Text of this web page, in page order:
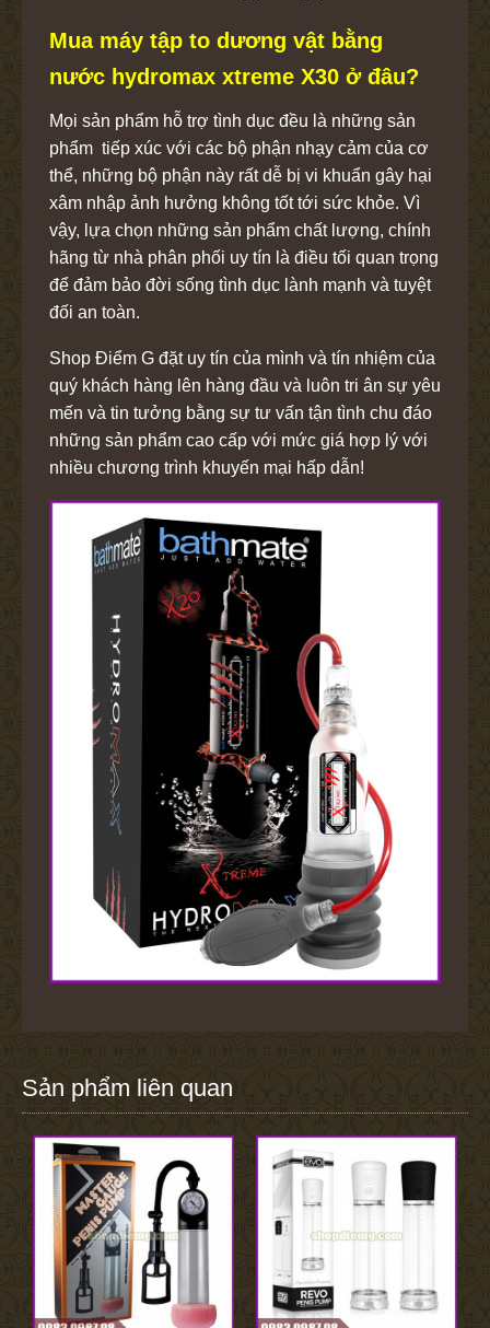
Mua máy tập to dương vật bằng
nước hydromax xtreme X30 ở đâu?
Mọi sản phẩm hỗ trợ tình dục đều là những sản
phẩm tiếp xúc với các bộ phận nhạy cảm của cơ
thể, những bộ phận này rất dễ bị vi khuẩn gây hại
xâm nhập ảnh hưởng không tốt tới sức khỏe. Vì
vậy, lựa chọn những sản phẩm chất lượng, chính
hãng từ nhà phân phối uy tín là điều tối quan trọng
để đảm bảo đời sống tình dục lành mạnh và tuyệt
đối an toàn.
Shop Điểm G đặt uy tín của mình và tín nhiệm của
quý khách hàng lên hàng đầu và luôn tri ân sự yêu
mến và tin tưởng bằng sự tư vấn tận tình chu đáo
những sản phẩm cao cấp với mức giá hợp lý với
nhiều chương trình khuyến mại hấp dẫn!
Sản phẩm liên quan